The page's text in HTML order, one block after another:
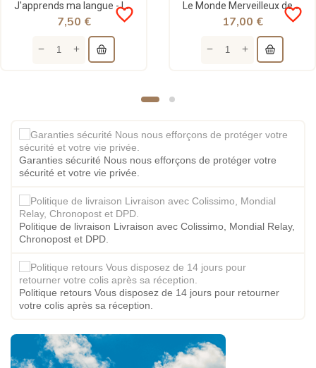
J'apprends ma langue - les lettres arabes / الحروف العربية - al hadith
favorite_border
7,50 €
Le Monde Merveilleux des Houroufs - Lire l'arabe devient un jeu d'enfant
favorite_border
17,00 €
Garanties sécurité Nous nous efforçons de protéger votre
sécurité et votre vie privée.
Politique de livraison Livraison avec Colissimo, Mondial Relay,
Chronopost et DPD.
Politique retours Vous disposez de 14 jours pour retourner
votre colis après sa réception.